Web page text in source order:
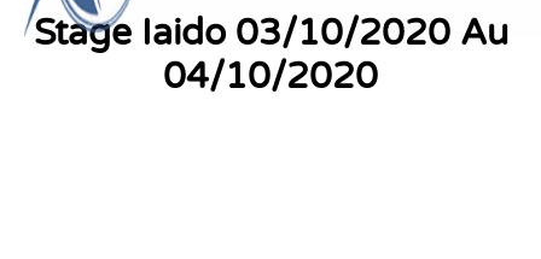
Stage Iaido 03/10/2020 Au
04/10/2020